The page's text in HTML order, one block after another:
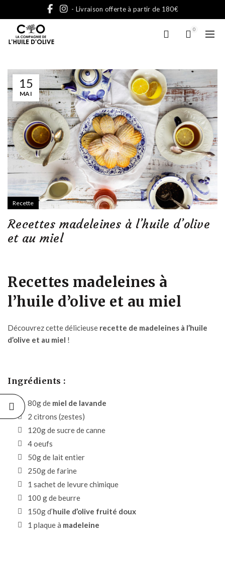
- Livraison offerte à partir de 180€
0
15
MAI
Recette
Recettes madeleines à l’huile d’olive
et au miel
Recettes madeleines à
l’huile d’olive et au miel
Découvrez cette délicieuse recette de madeleines à l’huile
d’olive et au miel !
Ingrédients :
80g de miel de lavande
2 citrons (zestes)
120g de sucre de canne
4 oeufs
50g de lait entier
250g de farine
1 sachet de levure chimique
100 g de beurre
150g d’huile d’olive fruité doux
1 plaque à madeleine